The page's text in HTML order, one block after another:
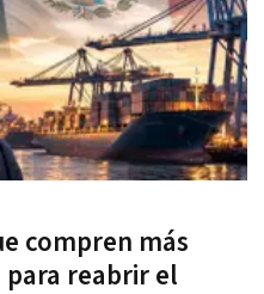
compren más
reabrir el